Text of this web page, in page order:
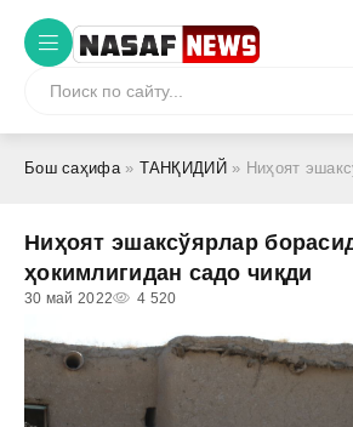
Бош саҳифа» ТАНҚИДИЙ » Ниҳоят эшаксўярлар
Ниҳоят эшаксўярлар
ҳокимлигидан садо чиқди
30 май 2022 4 520